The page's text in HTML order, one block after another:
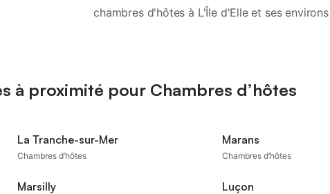
chambres d'hôtes à L'Île d'Elle et ses environs
à proximité pour Chambres d’hôtes
La Tranche-sur-Mer
Chambres d’hôtes
Marans
Chambres d’hôtes
Marsilly Luçon